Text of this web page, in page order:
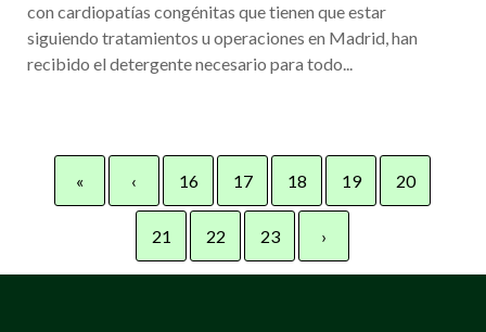
con cardiopatías congénitas que tienen que estar
siguiendo tratamientos u operaciones en Madrid, han
recibido el detergente necesario para todo...
« ‹ 16 17 18 19 20
21 22 23 ›